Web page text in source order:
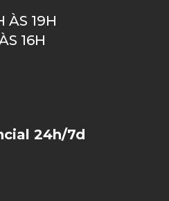
ÀS 19H
16H
24h/7d